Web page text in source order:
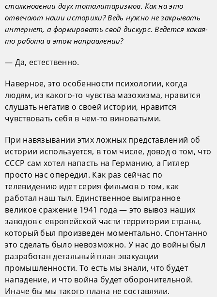
столкновении двух тоталитаризмов. Как на это
отвечают наши историки? Ведь нужно не закрывать
интернет, а формировать свой дискурс. Ведется какая-
то работа в этом направлении?
— Да, естественно.
Наверное, это особенности психологии, когда
людям, из какого-то чувства мазохизма, нравится
слушать негатив о своей истории, нравится
чувствовать себя в чем-то виноватыми.
При навязывании этих ложных представлений об
истории используется, в том числе, довод о том, что
СССР сам хотел напасть на Германию, а Гитлер
просто нас опередил. Как раз сейчас по
телевидению идет серия фильмов о том, как
работал наш тыл. Единственное выигранное
великое сражение 1941 года — это вывоз наших
заводов с европейской части территории страны,
который был произведен моментально. Спонтанно
это сделать было невозможно. У нас до войны был
разработан детальный план эвакуации
промышленности. То есть мы знали, что будет
нападение, и что война будет оборонительной.
Иначе бы мы такого плана не составляли.